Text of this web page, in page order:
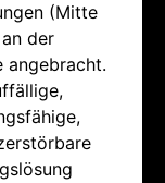
(Mitte
der
angebracht.